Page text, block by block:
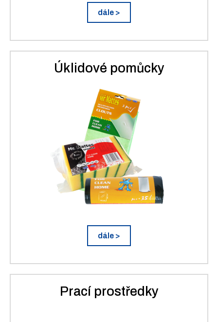
dále >
Úklidové pomůcky
dále >
Prací prostředky